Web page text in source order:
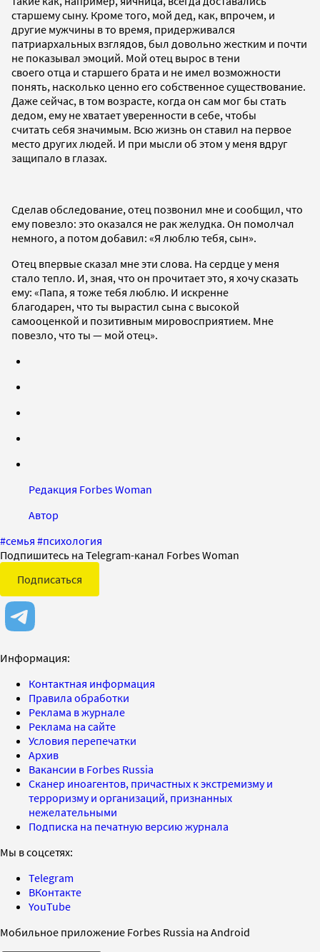
старшему сыну. Кроме того, мой дед, как, впрочем, и
другие мужчины в то время, придерживался
патриархальных взглядов, был довольно жестким и почти
не показывал эмоций. Мой отец вырос в тени
своего отца и старшего брата и не имел возможности
понять, насколько ценно его собственное существование.
Даже сейчас, в том возрасте, когда он сам мог бы стать
дедом, ему не хватает уверенности в себе, чтобы
считать себя значимым. Всю жизнь он ставил на первое
место других людей. И при мысли об этом у меня вдруг
защипало в глазах.
Сделав обследование, отец позвонил мне и сообщил, что
ему повезло: это оказался не рак желудка. Он помолчал
немного, а потом добавил: «Я люблю тебя, сын».
Отец впервые сказал мне эти слова. На сердце у меня
стало тепло. И, зная, что он прочитает это, я хочу сказать
ему: «Папа, я тоже тебя люблю. И искренне
благодарен, что ты вырастил сына с высокой
самооценкой и позитивным мировосприятием. Мне
повезло, что ты — мой отец».
Редакция Forbes Woman
Автор
#семья #психология
Подпишитесь на Telegram-канал Forbes Woman
Подписаться
Информация:
Контактная информация
Правила обработки
Реклама в журнале
Реклама на сайте
Условия перепечатки
Архив
Вакансии в Forbes Russia
Сканер иноагентов, причастных к экстремизму и
терроризму и организаций, признанных
нежелательными
Подписка на печатную версию журнала
Мы в соцсетях:
Telegram
ВКонтакте
YouTube
Мобильное приложение Forbes Russia на Android